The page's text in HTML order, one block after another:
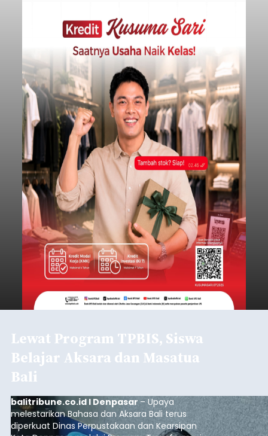
Lewat Program TPBIS, Siswa
Belajar Aksara dan Masatua
Bali
balitribune.co.id I Denpasar – Upaya
melestarikan Bahasa dan Aksara Bali terus
diperkuat Dinas Perpustakaan dan Kearsipan